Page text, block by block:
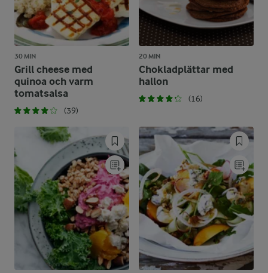
30 MIN
Grill cheese med
quinoa och varm
tomatsalsa
(39)
20 MIN
Chokladplättar med
hallon
(16)